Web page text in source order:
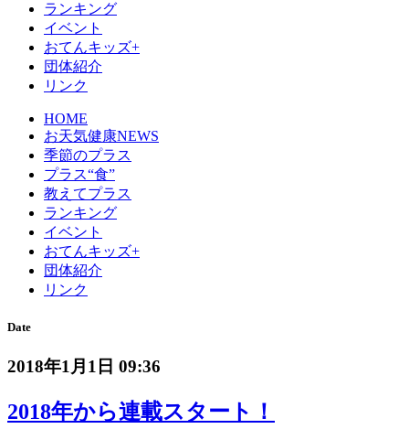
ランキング
イベント
おてんキッズ+
団体紹介
リンク
HOME
お天気健康NEWS
季節のプラス
プラス“食”
教えてプラス
ランキング
イベント
おてんキッズ+
団体紹介
リンク
Date
2018年1月1日 09:36
2018年から連載スタート！